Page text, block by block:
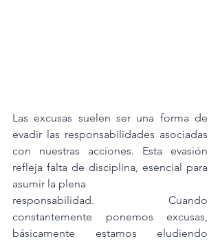
Las excusas suelen ser una forma de
evadir las responsabilidades asociadas
con nuestras acciones. Esta evasión
refleja falta de disciplina, esencial para
asumir la plena
responsabilidad. Cuando
constantemente ponemos excusas,
básicamente estamos eludiendo